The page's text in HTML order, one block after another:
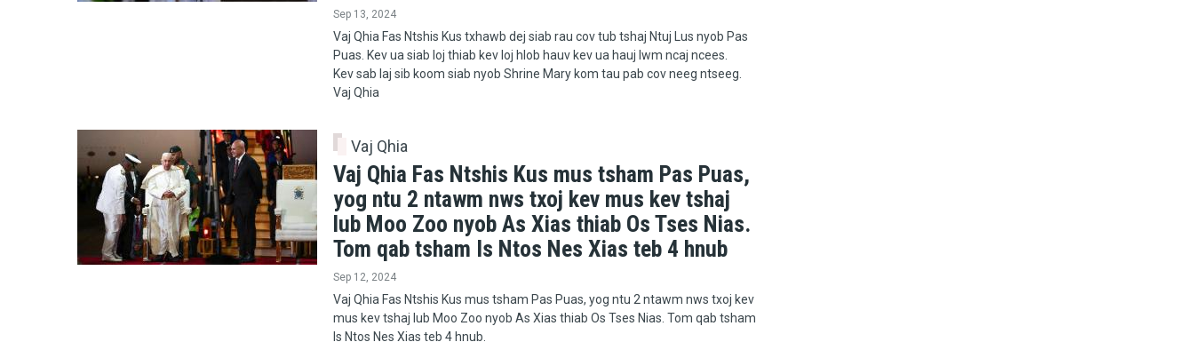
Sep 13, 2024
Vaj Qhia Fas Ntshis Kus txhawb dej siab rau cov tub tshaj Ntuj Lus nyob Pas
Puas. Kev ua siab loj thiab kev loj hlob hauv kev ua hauj lwm ncaj ncees.
Kev sab laj sib koom siab nyob Shrine Mary kom tau pab cov neeg ntseeg.
Vaj Qhia
Vaj Qhia
Vaj Qhia Fas Ntshis Kus mus tsham Pas Puas,
yog ntu 2 ntawm nws txoj kev mus kev tshaj
lub Moo Zoo nyob As Xias thiab Os Tses Nias.
Tom qab tsham Is Ntos Nes Xias teb 4 hnub
Sep 12, 2024
Vaj Qhia Fas Ntshis Kus mus tsham Pas Puas, yog ntu 2 ntawm nws txoj kev
mus kev tshaj lub Moo Zoo nyob As Xias thiab Os Tses Nias. Tom qab tsham
Is Ntos Nes Xias teb 4 hnub.